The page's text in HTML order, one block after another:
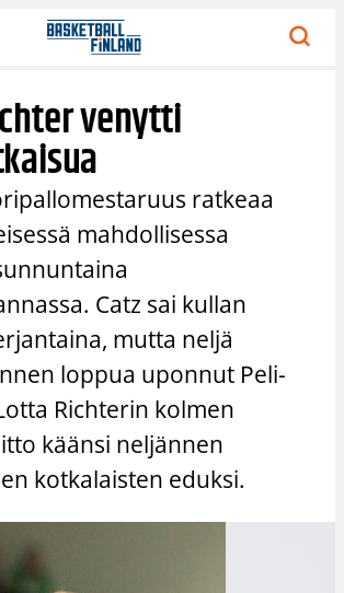
venytti
ratkeaa
mahdollisessa
Catz sai kullan
mutta neljä
loppua uponnut Peli-
Richterin kolmen
käänsi neljännen
kotkalaisten eduksi.